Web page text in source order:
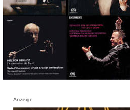
Anzeige